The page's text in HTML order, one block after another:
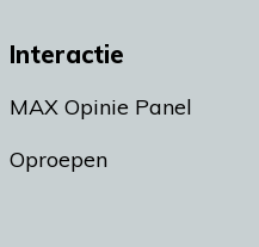
Interactie
MAX Opinie Panel
Oproepen